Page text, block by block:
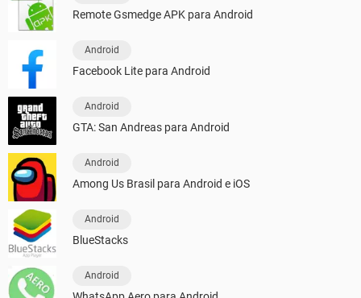
Remote Gsmedge APK para Android
Android
Facebook Lite para Android
Android
GTA: San Andreas para Android
Android
Among Us Brasil para Android e iOS
Android
BlueStacks
Android